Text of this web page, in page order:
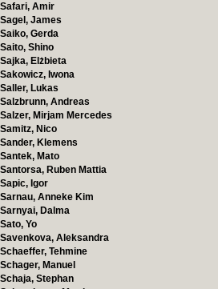
Safari, Amir
Sagel, James
Saiko, Gerda
Saito, Shino
Sajka, Elżbieta
Sakowicz, Iwona
Saller, Lukas
Salzbrunn, Andreas
Salzer, Mirjam Mercedes
Samitz, Nico
Sander, Klemens
Santek, Mato
Santorsa, Ruben Mattia
Sapic, Igor
Sarnau, Anneke Kim
Sarnyai, Dalma
Sato, Yo
Savenkova, Aleksandra
Schaeffer, Tehmine
Schager, Manuel
Schaja, Stephan